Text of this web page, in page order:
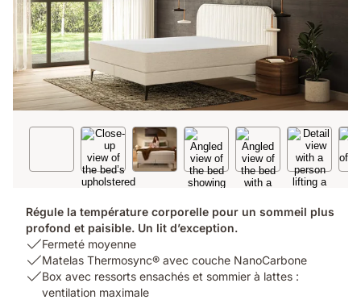
Régule la température corporelle pour un sommeil plus
profond et paisible. Un lit d’exception.
USP
1:
Fermeté
moyenne
Fermeté moyenne
USP
2:
Matelas
Matelas Thermosync® avec couche NanoCarbone
USPBox avec ressorts ensachés et sommier à lattes :
ventilation maximale